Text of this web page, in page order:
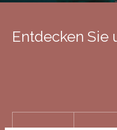
Entdecken Sie